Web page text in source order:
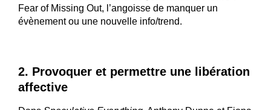
Fear of Missing Out, l’angoisse de manquer un
évènement ou une nouvelle info/trend.
2. Provoquer et permettre une libération
affective